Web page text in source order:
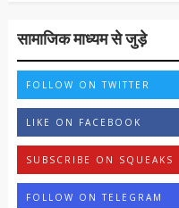
सामाजिक माध्यम से जुड़े
FOLLOW ON TWITTER
LIKE ON FACEBOOK
SUBSCRIBE ON SQUEAKS
FOLLOW ON TELEGRAM